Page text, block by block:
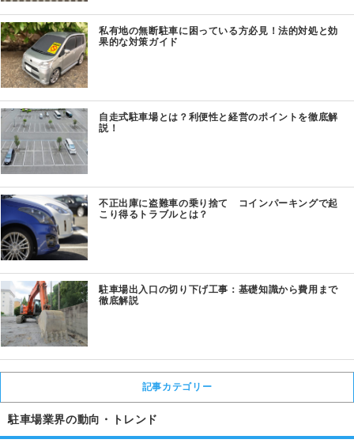
私有地の無断駐車に困っている方必見！法的対処と効
果的な対策ガイド
自走式駐車場とは？利便性と経営のポイントを徹底解
説！
不正出庫に盗難車の乗り捨て コインパーキングで起
こり得るトラブルとは？
駐車場出入口の切り下げ工事：基礎知識から費用まで
徹底解説
記事カテゴリー
駐車場業界の動向・トレンド